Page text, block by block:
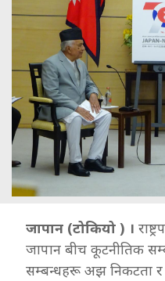
जापान (टोकियो ) ।
जापान बीच कूटनीतिक
सम्बन्धहरू अझ निकटता र